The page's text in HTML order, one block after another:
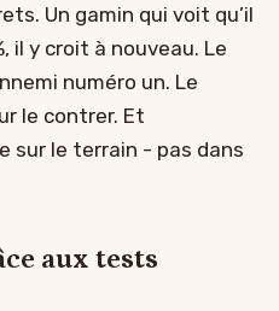
Un gamin qui voit qu’il
il y croit à nouveau. Le
numéro un. Le
le contrer. Et
sur le terrain - pas dans
aux tests